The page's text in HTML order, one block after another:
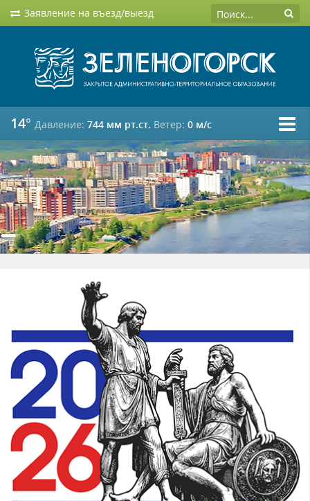
Заявление на въезд/выезд
14° Давление: 744 мм рт.ст. Ветер: 0 м/c